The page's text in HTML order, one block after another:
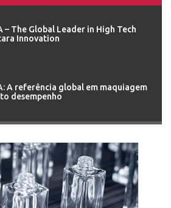
– The Global Leader in High Tech
Innovation
A referência global em maquiagem
desempenho